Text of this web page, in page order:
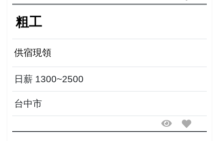
粗工
供宿現領
日薪 1300~2500
台中市